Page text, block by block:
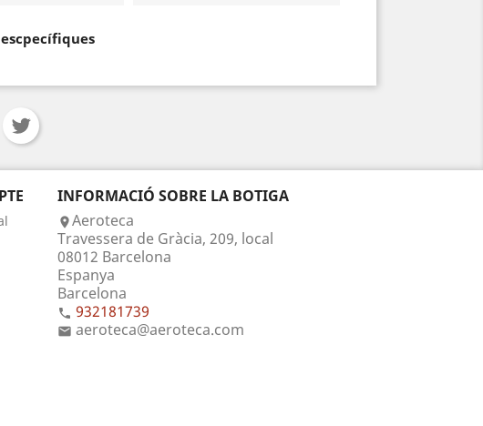
INFORMACIÓ SOBRE LA BOTIGA
Aeroteca
Travessera de Gràcia, 209, local
08012 Barcelona
Espanya
Barcelona
 932181739
 aeroteca@aeroteca.com